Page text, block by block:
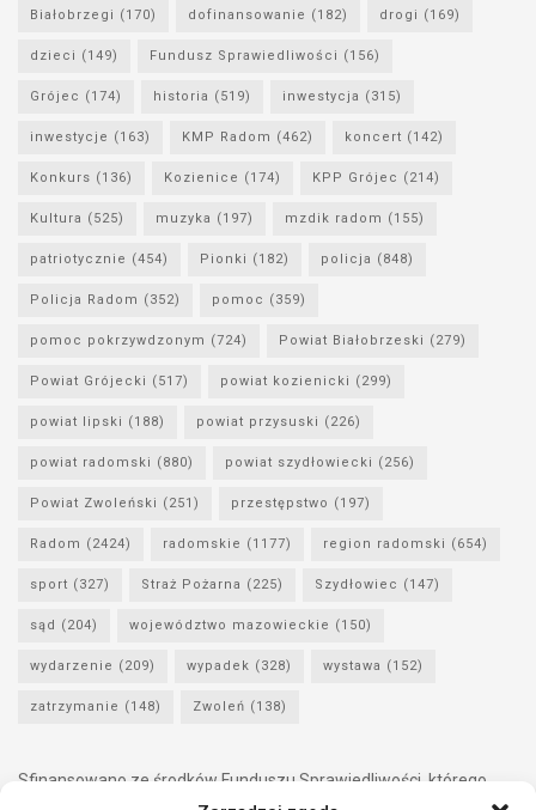
Białobrzegi (170) dofinansowanie (182) drogi (169)
dzieci (149) Fundusz Sprawiedliwości (156)
Grójec (174) historia (519) inwestycja (315)
inwestycje (163) KMP Radom (462) koncert (142)
Konkurs (136) Kozienice (174) KPP Grójec (214)
Kultura (525) muzyka (197) mzdik radom (155)
patriotycznie (454) Pionki (182) policja (848)
Policja Radom (352) pomoc (359)
pomoc pokrzywdzonym (724) Powiat Białobrzeski (279)
Powiat Grójecki (517) powiat kozienicki (299)
powiat lipski (188) powiat przysuski (226)
powiat radomski (880) powiat szydłowiecki (256)
Powiat Zwoleński (251) przestępstwo (197)
Radom (2424) radomskie (1177) region radomski (654)
sport (327) Straż Pożarna (225) Szydłowiec (147)
sąd (204) województwo mazowieckie (150)
wydarzenie (209) wypadek (328) wystawa (152)
zatrzymanie (148) Zwoleń (138)
Sfinansowano ze środków Funduszu Sprawiedliwości, którego